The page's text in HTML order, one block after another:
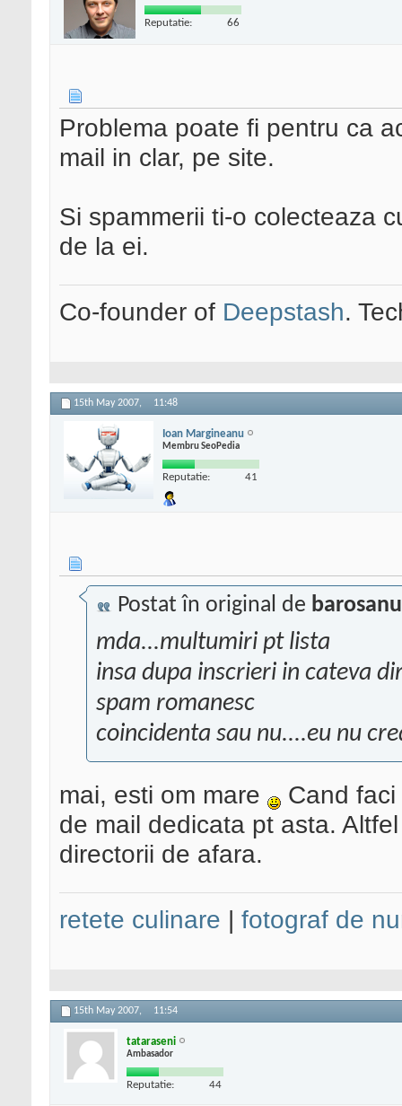
Reputatie: 66
Problema poate fi pentru ca
mail in clar, pe site.
Si spammerii ti-o colecteaza
de la ei.
Co-founder of Deepstash.
15th May 2007, 11:48
Ioan Margineanu
Membru SeoPedia
Reputatie: 41
Postat în original de barosanu
mda...multumiri pt lista
insa dupa inscrieri in cateva
spam romanesc
coincidenta sau nu....eu nu
mai, esti om mare
Cand
de mail dedicata pt asta.
directorii de afara.
retete culinare | fotograf de
15th May 2007, 11:54
tataraseni
Ambasador
Reputatie: 44